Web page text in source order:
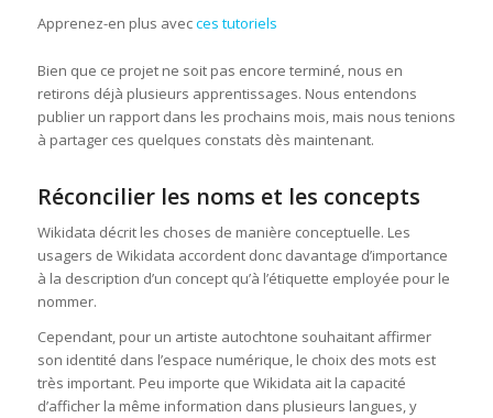
Apprenez-en plus avecces tutoriels
Bien que ce projet ne soit pas encore terminé, nous en
retirons déjà plusieurs apprentissages. Nous entendons
publier un rapport dans les prochains mois, mais nous tenions
à partager ces quelques constats dès maintenant.
Réconcilier les noms et les concepts
Wikidata décrit les choses de manière conceptuelle. Les
usagers de Wikidata accordent donc davantage d’importance
à la description d’un concept qu’à l’étiquette employée pour le
nommer.
Cependant, pour un artiste autochtone souhaitant affirmer
son identité dans l’espace numérique, le choix des mots est
très important. Peu importe que Wikidata ait la capacité
d’afficher la même information dans plusieurs langues, y